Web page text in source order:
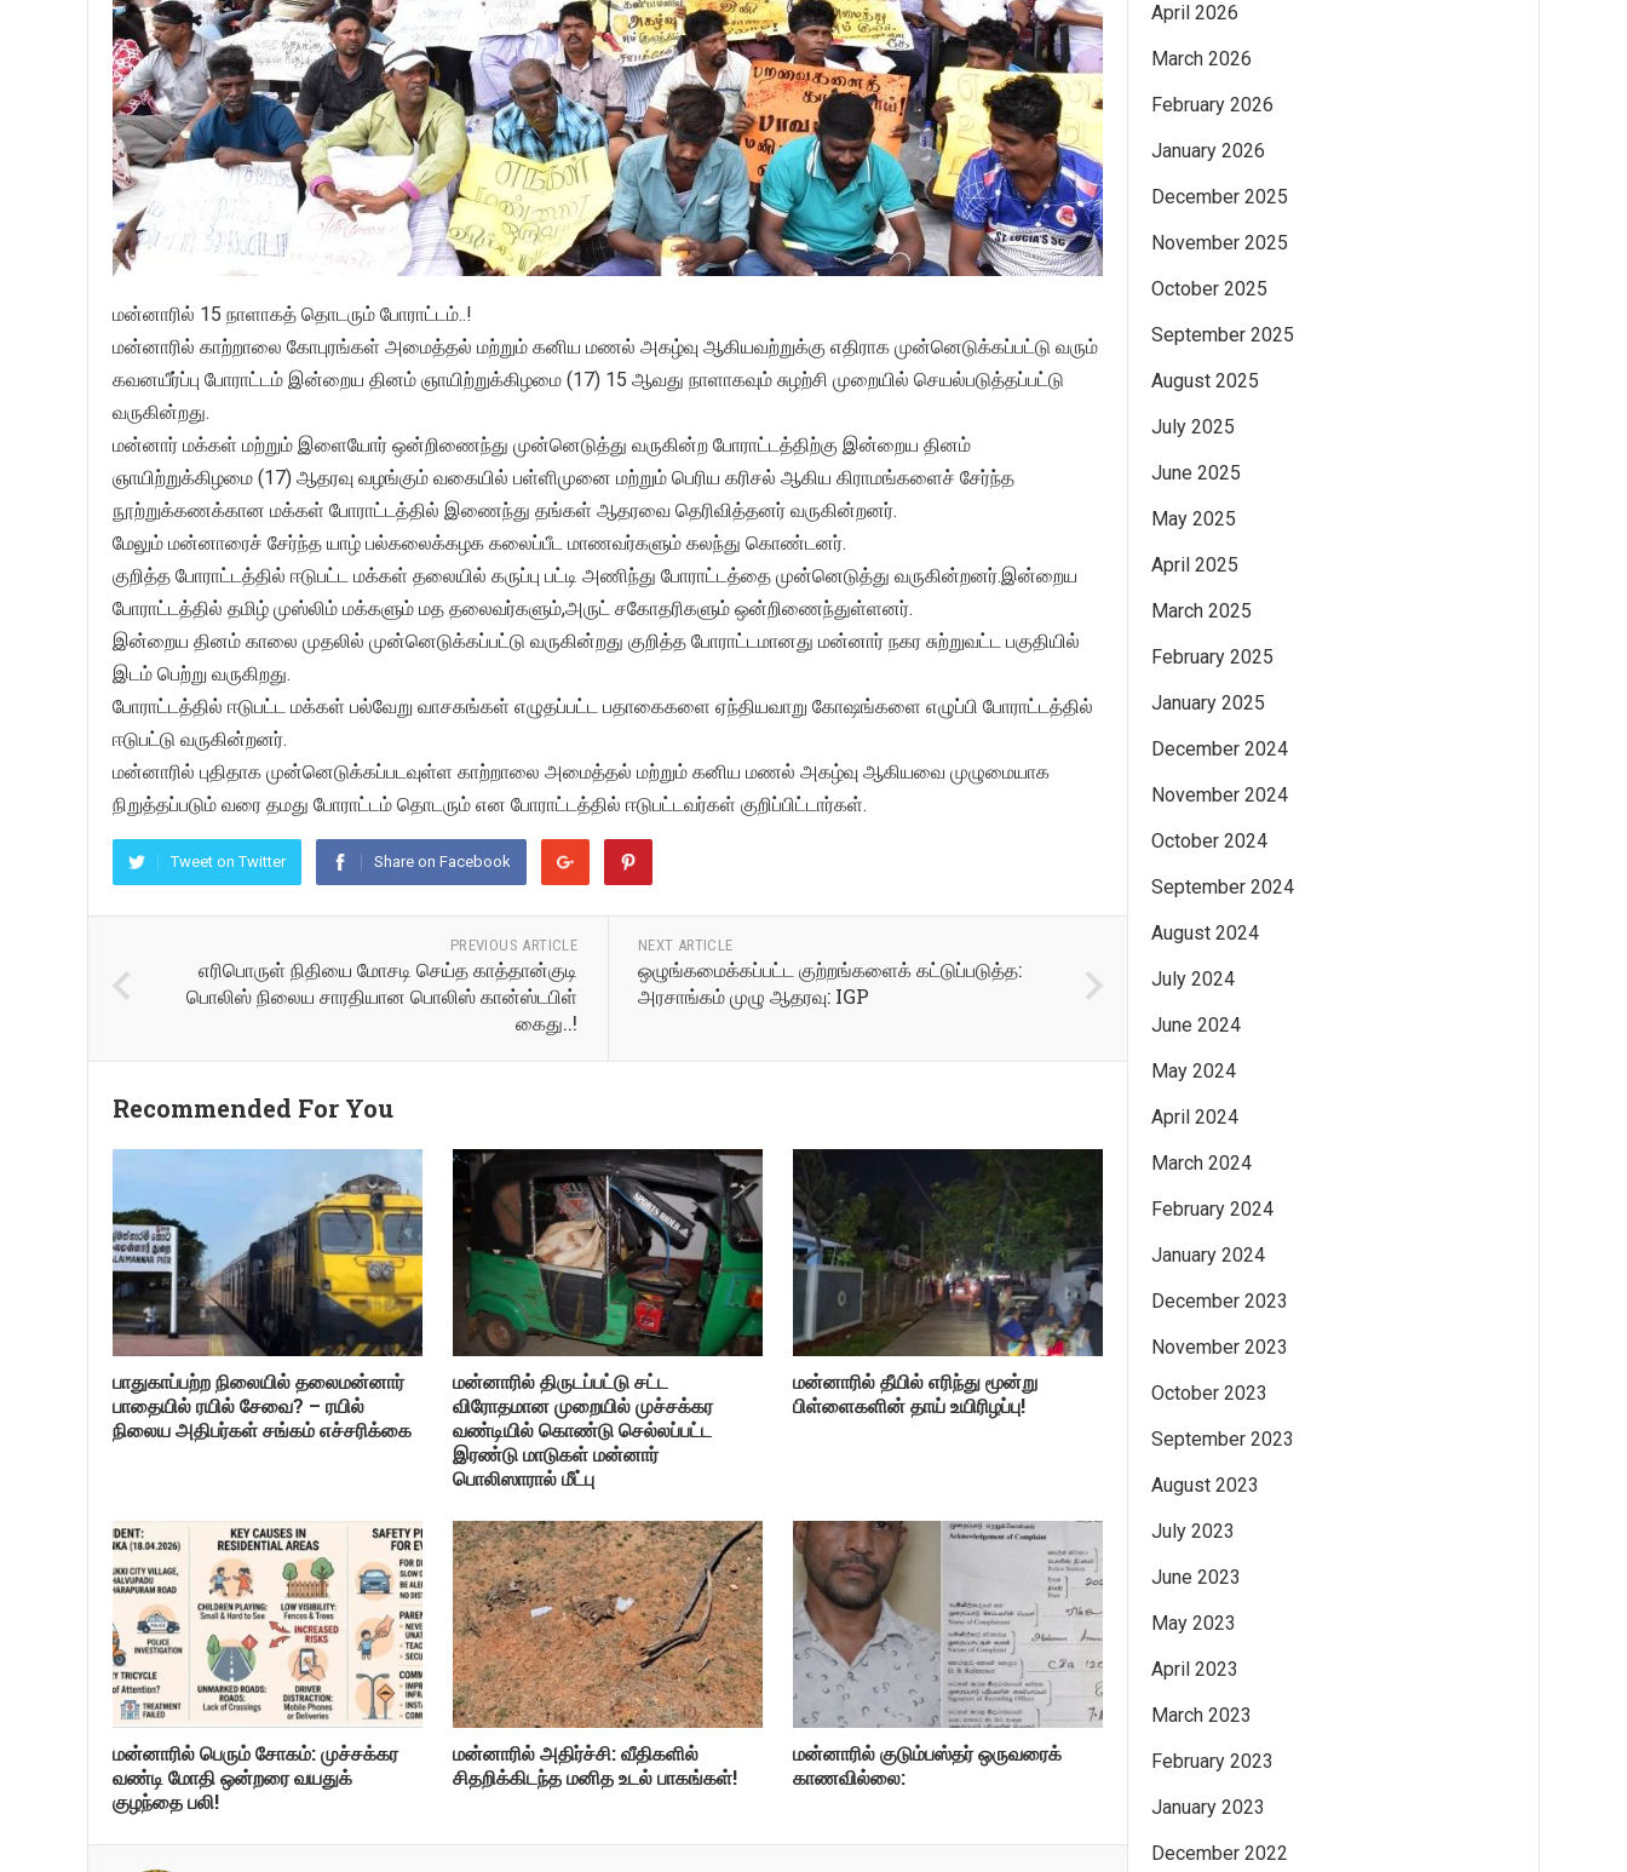
மன்னாரில் 15 நாளாகத் தொடரும் போராட்டம்..!
மன்னாரில் காற்றாலை கோபுரங்கள் அமைத்தல் மற்றும் கனிய மணல் அகழ்வு ஆகியவற்றுக்கு எதிராக முன்னெடுக்கப்பட்டு வரும்
கவனயீர்ப்பு போராட்டம் இன்றைய தினம் ஞாயிற்றுக்கிழமை (17) 15 ஆவது நாளாகவும் சுழற்சி முறையில் செயல்படுத்தப்பட்டு
வருகின்றது.
மன்னார் மக்கள் மற்றும் இளையோர் ஒன்றிணைந்து முன்னெடுத்து வருகின்ற போராட்டத்திற்கு இன்றைய தினம்
ஞாயிற்றுக்கிழமை (17) ஆதரவு வழங்கும் வகையில் பள்ளிமுனை மற்றும் பெரிய கரிசல் ஆகிய கிராமங்களைச் சேர்ந்த
நூற்றுக்கணக்கான மக்கள் போராட்டத்தில் இணைந்து தங்கள் ஆதரவை தெரிவித்தனர் வருகின்றனர்.
மேலும் மன்னாரைச் சேர்ந்த யாழ் பல்கலைக்கழக கலைப்பீட மாணவர்களும் கலந்து கொண்டனர்.
குறித்த போராட்டத்தில் ஈடுபட்ட மக்கள் தலையில் கருப்பு பட்டி அணிந்து போராட்டத்தை முன்னெடுத்து வருகின்றனர்.இன்றைய
போராட்டத்தில் தமிழ் முஸ்லிம் மக்களும் மத தலைவர்களும்,அருட் சகோதரிகளும் ஒன்றிணைந்துள்ளனர்.
இன்றைய தினம் காலை முதலில் முன்னெடுக்கப்பட்டு வருகின்றது குறித்த போராட்டமானது மன்னார் நகர சுற்றுவட்ட பகுதியில்
இடம் பெற்று வருகிறது.
போராட்டத்தில் ஈடுபட்ட மக்கள் பல்வேறு வாசகங்கள் எழுதப்பட்ட பதாகைகளை ஏந்தியவாறு கோஷங்களை எழுப்பி போராட்டத்தில்
ஈடுபட்டு வருகின்றனர்.
மன்னாரில் புதிதாக முன்னெடுக்கப்படவுள்ள காற்றாலை அமைத்தல் மற்றும் கனிய மணல் அகழ்வு ஆகியவை முழுமையாக
நிறுத்தப்படும் வரை தமது போராட்டம் தொடரும் என போராட்டத்தில் ஈடுபட்டவர்கள் குறிப்பிட்டார்கள்.
Tweet on Twitter Share on Facebook
PREVIOUS ARTICLE
எரிபொருள் நிதியை மோசடி செய்த காத்தான்குடி
பொலிஸ் நிலைய சாரதியான பொலிஸ் கான்ஸ்டபிள்
கைது..!
NEXT ARTICLE
ஒழுங்கமைக்கப்பட்ட குற்றங்களைக் கட்டுப்படுத்த:
அரசாங்கம் முழு ஆதரவு: IGP
Recommended For You
பாதுகாப்பற்ற நிலையில் தலைமன்னார்
பாதையில் ரயில் சேவை? – ரயில்
நிலைய அதிபர்கள் சங்கம் எச்சரிக்கை
மன்னாரில் திருடப்பட்டு சட்ட
விரோதமான முறையில் முச்சக்கர
வண்டியில் கொண்டு செல்லப்பட்ட
இரண்டு மாடுகள் மன்னார்
பொலிஸாரால் மீட்பு
மன்னாரில் தீயில் எரிந்து மூன்று
பிள்ளைகளின் தாய் உயிரிழப்பு!
மன்னாரில் பெரும் சோகம்: முச்சக்கர
வண்டி மோதி ஒன்றரை வயதுக்
குழந்தை பலி!
மன்னாரில் அதிர்ச்சி: வீதிகளில்
சிதறிக்கிடந்த மனித உடல் பாகங்கள்!
மன்னாரில் குடும்பஸ்தர் ஒருவரைக்
காணவில்லை:
April 2026
March 2026
February 2026
January 2026
December 2025
November 2025
October 2025
September 2025
August 2025
July 2025
June 2025
May 2025
April 2025
March 2025
February 2025
January 2025
December 2024
November 2024
October 2024
September 2024
August 2024
July 2024
June 2024
May 2024
April 2024
March 2024
February 2024
January 2024
December 2023
November 2023
October 2023
September 2023
August 2023
July 2023
June 2023
May 2023
April 2023
March 2023
February 2023
January 2023
December 2022